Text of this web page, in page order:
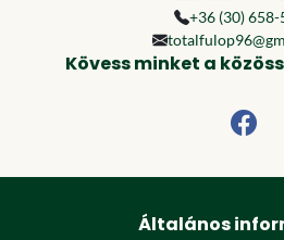
+36 (30) 658-
Kövess minket a
Általános